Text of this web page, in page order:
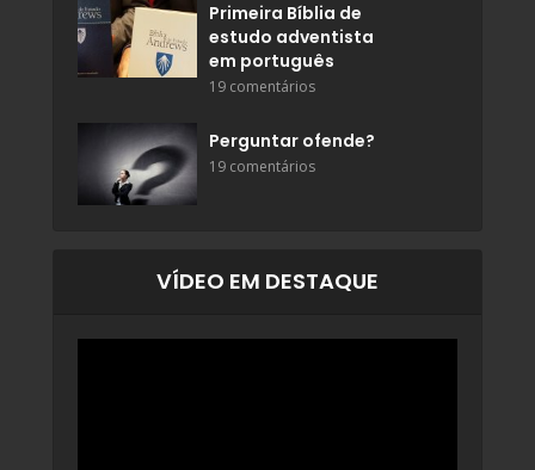
Primeira Bíblia de
estudo adventista
em português
19 comentários
Perguntar ofende?
19 comentários
VÍDEO EM DESTAQUE